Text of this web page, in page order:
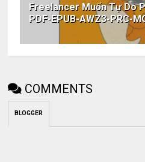
Freelancer Muốn Tự Do
PDF-EPUB-AWZ3-PRC-
COMMENTS
BLOGGER